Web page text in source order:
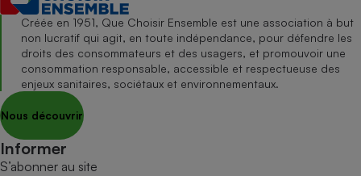
Créée en 1951, Que Choisir Ensemble est une association à but
non lucratif qui agit, en toute indépendance, pour défendre les
droits des consommateurs et des usagers, et promouvoir une
consommation responsable, accessible et respectueuse des
enjeux sanitaires, sociétaux et environnementaux.
Nous découvrir
Informer
S’abonner au site